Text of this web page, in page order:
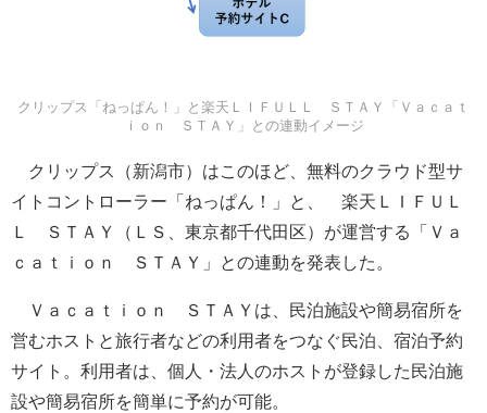
クリップス「ねっぱん！」と楽天ＬＩＦＵＬＬ ＳＴＡＹ「Ｖａｃａｔ
ｉｏｎ ＳＴＡＹ」との連動イメージ
クリップス（新潟市）はこのほど、無料のクラウド型サ
イトコントローラー「ねっぱん！」と、 楽天ＬＩＦＵＬ
Ｌ ＳＴＡＹ（ＬＳ、東京都千代田区）が運営する「Ｖａ
ｃａｔｉｏｎ ＳＴＡＹ」との連動を発表した。
Ｖａｃａｔｉｏｎ ＳＴＡＹは、民泊施設や簡易宿所を
営むホストと旅行者などの利用者をつなぐ民泊、宿泊予約
サイト。利用者は、個人・法人のホストが登録した民泊施
設や簡易宿所を簡単に予約が可能。